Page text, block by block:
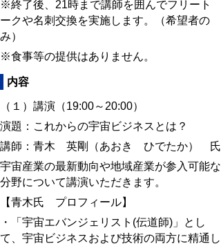
※終了後、21時まで講師を囲んでフリート
ークや名刺交換を実施します。（希望者の
み）
※食事等の提供はありません。
内容
（１）講演（19:00～20:00）
演題： これからの宇宙ビジネスとは？
講師：青木 英剛（あおき ひでたか） 氏
宇宙産業の最新動向や地域産業が参入可能な
分野について講演いただきます。
【青木氏 プロフィール】
・「宇宙エバンジェリスト(伝道師)」とし
て、宇宙ビジネスおよび技術の両方に精通し